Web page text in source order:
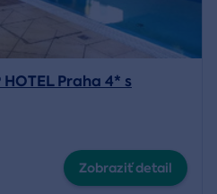
Praha 4* s
Zobraziť detail